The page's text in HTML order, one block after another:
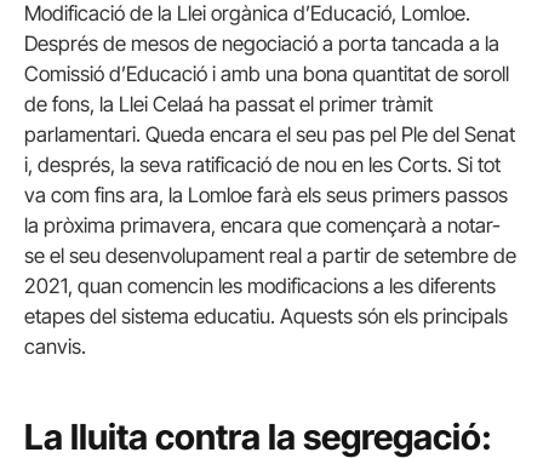
Modificació de la Llei orgànica d’Educació, Lomloe.
Després de mesos de negociació a porta tancada a la
Comissió d’Educació i amb una bona quantitat de soroll
de fons, la Llei Celaá ha passat el primer tràmit
parlamentari. Queda encara el seu pas pel Ple del Senat
i, després, la seva ratificació de nou en les Corts. Si tot
va com fins ara, la Lomloe farà els seus primers passos
la pròxima primavera, encara que començarà a notar-
se el seu desenvolupament real a partir de setembre de
2021, quan comencin les modificacions a les diferents
etapes del sistema educatiu. Aquests són els principals
canvis.
La lluita contra la segregació: